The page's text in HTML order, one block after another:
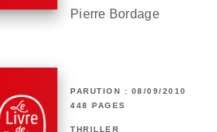
Pierre Bordage
PARUTION : 08/09/2010
448 PAGES
THRILLER